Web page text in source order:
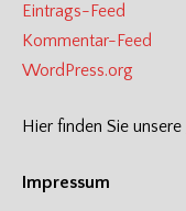
Eintrags-Feed
Kommentar-Feed
WordPress.org
Hier finden Sie unsere
Impressum